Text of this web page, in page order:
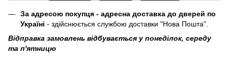
За адресою покупця - адресна доставка до дверей по
Україні - здійснюється службою доставки "Нова Пошта".
Відправка замовлень відбувається у понеділок, середу
та п'ятницю